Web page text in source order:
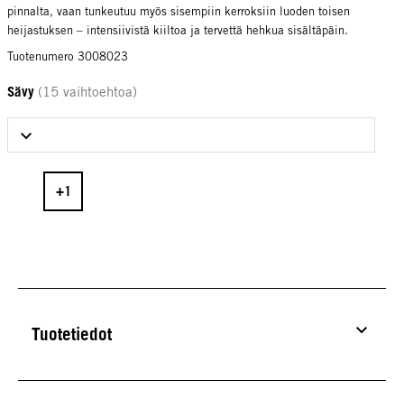
pinnalta, vaan tunkeutuu myös sisempiin kerroksiin luoden toisen
heijastuksen – intensiivistä kiiltoa ja tervettä hehkua sisältäpäin.
Tuotenumero 3008023
Sävy (15 vaihtoehtoa)
Tuotetiedot